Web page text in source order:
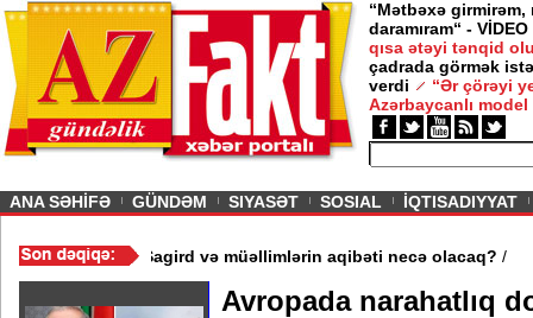
“Mətbəxə girmirəm,
daramıram“ - VİDEO
qısa ətəyi tənqid
çadrada görmək
verdi
“Ər çörəyi
Azərbaycanlı model
ANA SƏHİFƏ GÜNDƏM SIYASƏT SOSIAL İQTISADIYYAT
3 məktəb bağlandı - Şagird və müəllimlərin aqibəti necə
Avropada narahatlıq